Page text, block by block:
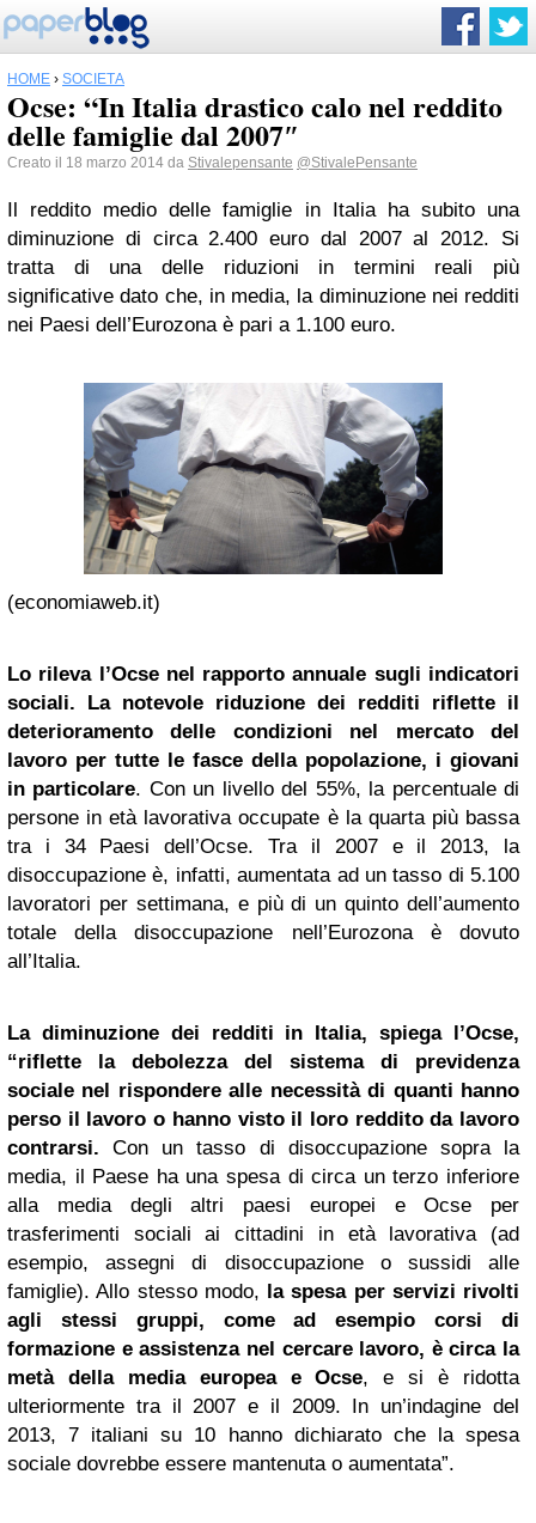
HOME › SOCIETÀ
Ocse: “In Italia drastico calo nel reddito
delle famiglie dal 2007″
Creato il 18 marzo 2014 da Stivalepensante @StivalePensante
Il reddito medio delle famiglie in Italia ha subito una
diminuzione di circa 2.400 euro dal 2007 al 2012. Si
tratta di una delle riduzioni in termini reali più
significative dato che, in media, la diminuzione nei redditi
nei Paesi dell’Eurozona è pari a 1.100 euro.
(economiaweb.it)
Lo rileva l’Ocse nel rapporto annuale sugli indicatori
sociali. La notevole riduzione dei redditi riflette il
deterioramento delle condizioni nel mercato del
lavoro per tutte le fasce della popolazione, i giovani
in particolare. Con un livello del 55%, la percentuale di
persone in età lavorativa occupate è la quarta più bassa
tra i 34 Paesi dell’Ocse. Tra il 2007 e il 2013, la
disoccupazione è, infatti, aumentata ad un tasso di 5.100
lavoratori per settimana, e più di un quinto dell’aumento
totale della disoccupazione nell’Eurozona è dovuto
all’Italia.
La diminuzione dei redditi in Italia, spiega l’Ocse,
“riflette la debolezza del sistema di previdenza
sociale nel rispondere alle necessità di quanti hanno
perso il lavoro o hanno visto il loro reddito da lavoro
contrarsi. Con un tasso di disoccupazione sopra la
media, il Paese ha una spesa di circa un terzo inferiore
alla media degli altri paesi europei e Ocse per
trasferimenti sociali ai cittadini in età lavorativa (ad
esempio, assegni di disoccupazione o sussidi alle
famiglie). Allo stesso modo, la spesa per servizi rivolti
agli stessi gruppi, come ad esempio corsi di
formazione e assistenza nel cercare lavoro, è circa la
metà della media europea e Ocse, e si è ridotta
ulteriormente tra il 2007 e il 2009. In un’indagine del
2013, 7 italiani su 10 hanno dichiarato che la spesa
sociale dovrebbe essere mantenuta o aumentata”.